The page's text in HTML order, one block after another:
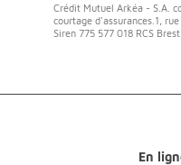
Crédit Mutuel Arkéa - S.A.
courtage d'assurances.1,
Siren 775 577 018 RCS
En